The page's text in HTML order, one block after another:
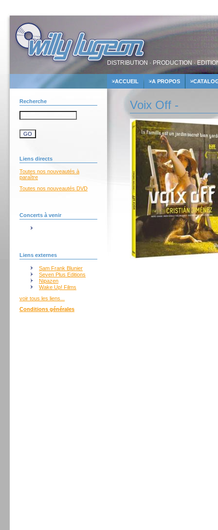
DISTRIBUTION · PRODUCTION ·
ACCUEIL A PROPOS
Recherche
Liens directs
Toutes nos nouveautés à
paraître
Toutes nos nouveautés DVD
Concerts à venir
Liens externes
Sam Frank Blunier
Seven Plus Editions
Nipazen
Wake Up! Films
voir tous les liens...
Conditions générales
Voix Off -